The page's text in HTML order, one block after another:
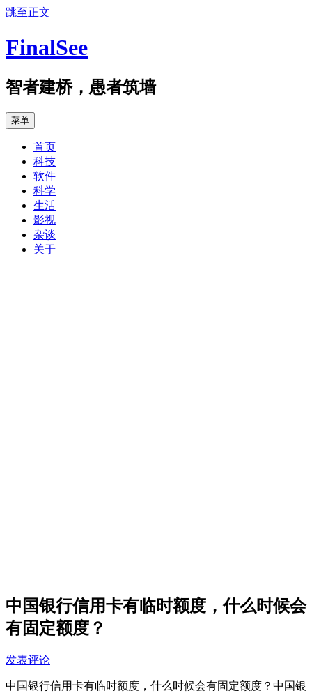
跳至正文
FinalSee
智者建桥，愚者筑墙
菜单
首页
科技
软件
科学
生活
影视
杂谈
关于
中国银行信用卡有临时额度，什么时候会
有固定额度？
发表评论
中国银行信用卡有临时额度，什么时候会有固定额度？中国银